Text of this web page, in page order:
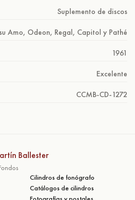
Suplemento de discos
Amo, Odeon, Regal, Capitol y Pathé
1961
Excelente
CCMB-CD-1272
Ballester
Cilindros de fonógrafo
Catálogos de cilindros